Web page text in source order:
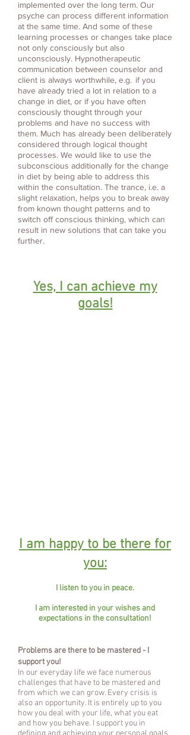
implemented over the long term. Our
psyche can process different information
at the same time. And some of these
learning processes or changes take place
not only consciously but also
unconsciously. Hypnotherapeutic
communication between counselor and
client is always worthwhile, e.g. if you
have already tried a lot in relation to a
change in diet, or if you have often
consciously thought through your
problems and have no success with
them. Much has already been deliberately
considered through logical thought
processes. We would like to use the
subconscious additionally for the change
in diet by being able to address this
within the consultation. The trance, i.e. a
slight relaxation, helps you to break away
from known thought patterns and to
switch off conscious thinking, which can
result in new solutions that can take you
further.
Yes, I can achieve my
goals!
I am happy to be there for
you:
I listen to you in peace.
I am interested in your wishes and
expectations in the consultation!
Problems are there to be mastered - I
support you!
In our everyday life we face numerous
challenges that have to be mastered and
from which we can grow. Every crisis is
also an opportunity. It is entirely up to you
how you deal with your life, what you eat
and how you behave. I support you in